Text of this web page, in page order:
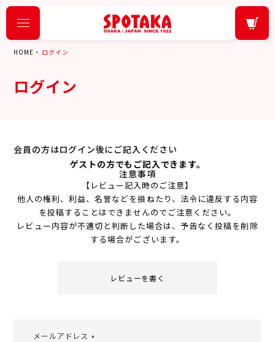
HOME ログイン
ログイン
会員の方はログイン後にご記入ください
ゲストの方でもご記入できます。
注意事項
【レビュー記入時のご注意】
他人の権利、利益、名誉などを損ねたり、法令に違反する内容
を投稿することはできませんのでご注意ください。
レビュー内容が不適切と判断した場合は、予告なく投稿を削除
する場合がございます。
レビューを書く
メールアドレス